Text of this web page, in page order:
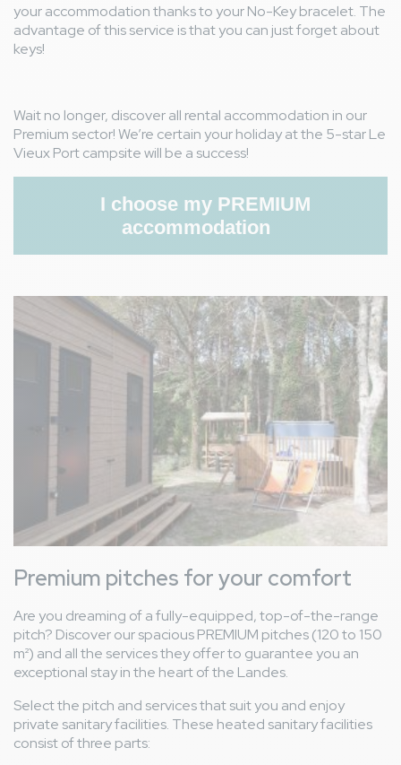
your accommodation thanks to your No-Key bracelet. The
advantage of this service is that you can just forget about
keys!
Wait no longer, discover all rental accommodation in our
Premium sector! We’re certain your holiday at the 5-star Le
Vieux Port campsite will be a success!
I choose my PREMIUM
accommodation
Premium pitches for your comfort
Are you dreaming of a fully-equipped, top-of-the-range
pitch? Discover our spacious PREMIUM pitches (120 to 150
m²) and all the services they offer to guarantee you an
exceptional stay in the heart of the Landes.
Select the pitch and services that suit you and enjoy
private sanitary facilities. These heated sanitary facilities
consist of three parts:
thumb_upL'emplacement du Mobil Home sous les pins, sans vis à ,
le calme et la sérénité du lieu hors saison. L'entretien des
espaces communs. La proximité avec la plage,
Philippe L France
From 14/06/2026 to 21/06/2026
With friends
Manque de couvert
GEORGES M France 8,7/ 10
From 07/06/2026 to 21/06/2026
Avis hébergement
propre et bien agencé
Vétusté du canapé qui à déjà bien vécu, défoncé et
pas très propre jacuzzi trop chaud avec la température qui
n'est pas réglable donc inutilisable par nous
très réactif pour régler les petits problèmes , personnel
très sympa et à l'écoute
Virginie V France
From 14/06/2026 to 21/06/2026
Family with teenager(s)
Avis hébergement
thumb_upGrand confort
Avis général
Un très bon séjour le personnel est très bien le parc
aquatique le restaurant .